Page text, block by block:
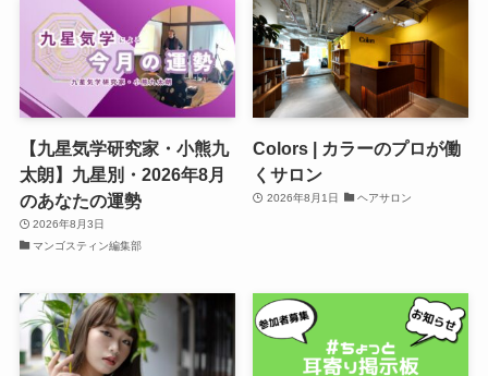
【九星気学研究家・小熊九
太朗】九星別・2026年8月
のあなたの運勢
2026年8月3日
マンゴスティン編集部
Colors | カラーのプロが働
くサロン
2026年8月1日 ヘアサロン